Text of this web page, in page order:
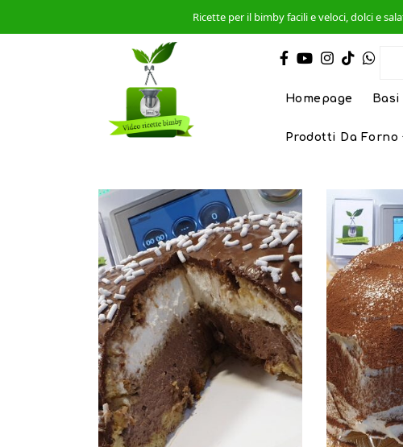
Ricette per il bimby facili e veloci, dolci e
Homepage Basi
Prodotti Da Forno